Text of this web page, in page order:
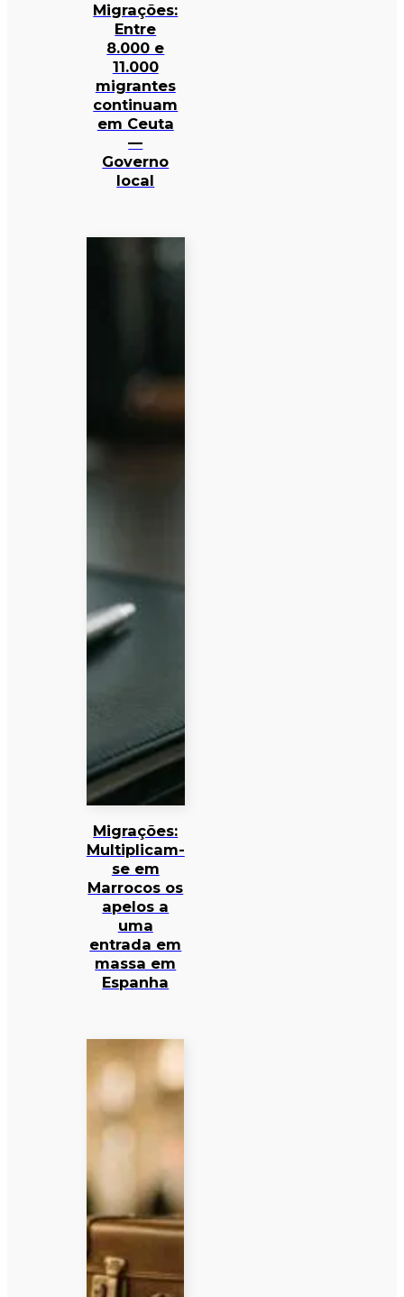
Migrações:
Entre
8.000 e
11.000
migrantes
continuam
em Ceuta
—
Governo
local
Migrações:
Multiplicam-
se em
Marrocos os
apelos a
uma
entrada em
massa em
Espanha